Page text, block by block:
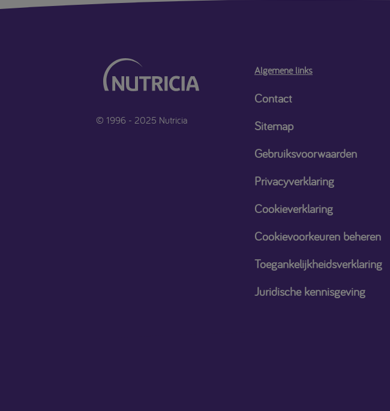
© 1996 - 2025 Nutricia
Algemene links
Contact
Sitemap
Gebruiksvoorwaarden
Privacyverklaring
Cookieverklaring
Cookievoorkeuren beheren
Toegankelijkheidsverklaring
Juridische kennisgeving